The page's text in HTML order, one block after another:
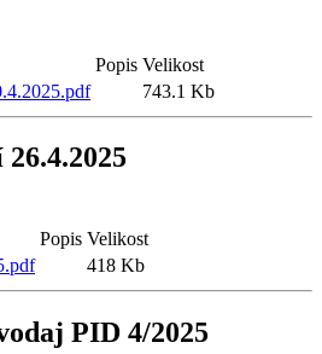
Popis Velikost
743.1 Kb
Popis Velikost
418 Kb
PID 4/2025